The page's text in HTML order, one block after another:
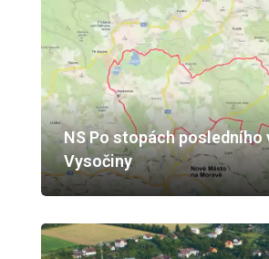
NS Po stopách posledního
Vysočiny